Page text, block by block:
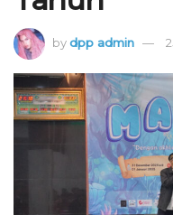
bydpp admin